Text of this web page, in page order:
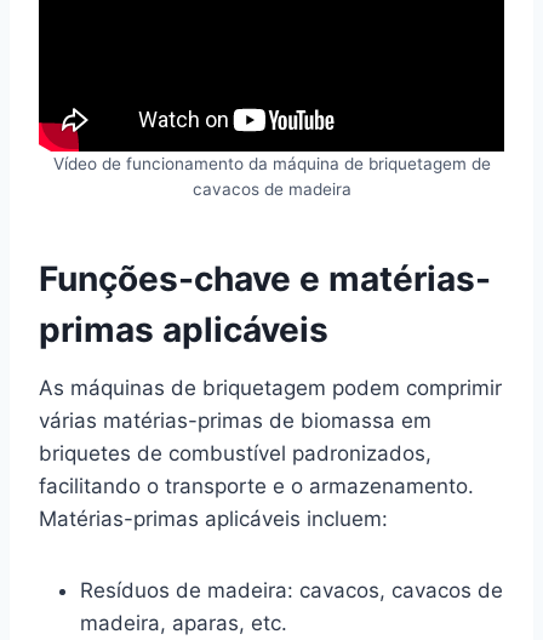
Vídeo de funcionamento da máquina de briquetagem de
cavacos de madeira
Funções-chave e matérias-
primas aplicáveis
As máquinas de briquetagem podem comprimir
várias matérias-primas de biomassa em
briquetes de combustível padronizados,
facilitando o transporte e o armazenamento.
Matérias-primas aplicáveis incluem:
Resíduos de madeira: cavacos, cavacos de
madeira, aparas, etc.